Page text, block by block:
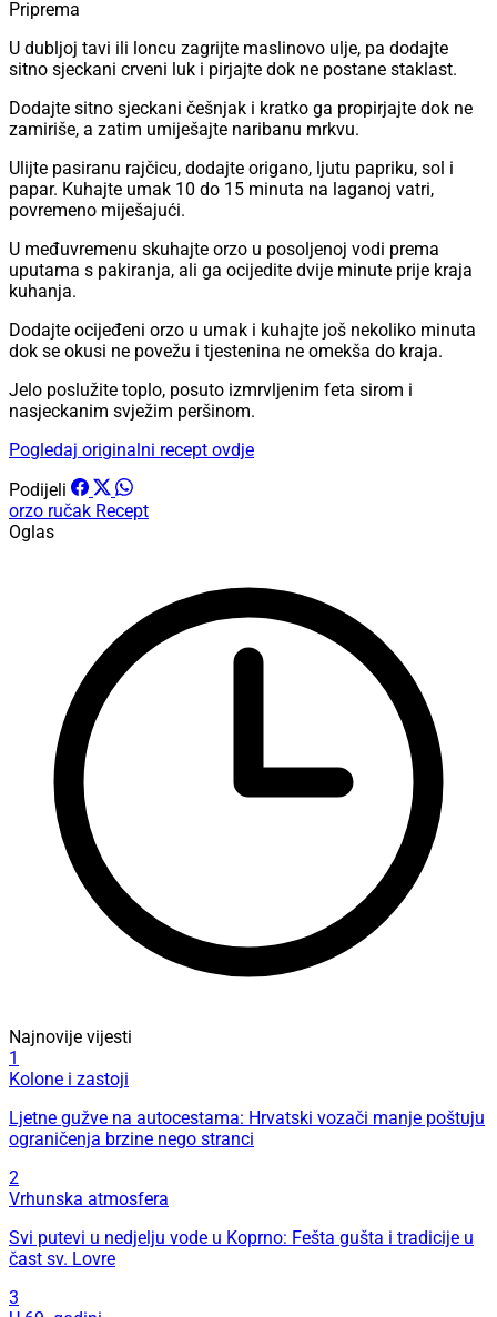
Priprema
U dubljoj tavi ili loncu zagrijte maslinovo ulje, pa dodajte
sitno sjeckani crveni luk i pirjajte dok ne postane staklast.
Dodajte sitno sjeckani češnjak i kratko ga propirjajte dok ne
zamiriše, a zatim umiješajte naribanu mrkvu.
Ulijte pasiranu rajčicu, dodajte origano, ljutu papriku, sol i
papar. Kuhajte umak 10 do 15 minuta na laganoj vatri,
povremeno miješajući.
U međuvremenu skuhajte orzo u posoljenoj vodi prema
uputama s pakiranja, ali ga ocijedite dvije minute prije kraja
kuhanja.
Dodajte ocijeđeni orzo u umak i kuhajte još nekoliko minuta
dok se okusi ne povežu i tjestenina ne omekša do kraja.
Jelo poslužite toplo, posuto izmrvljenim feta sirom i
nasjeckanim svježim peršinom.
Pogledaj originalni recept ovdje
Podijeli
orzo ručak Recept
Oglas
Najnovije vijesti
1
Kolone i zastoji
Ljetne gužve na autocestama: Hrvatski vozači manje poštuju
ograničenja brzine nego stranci
2
Vrhunska atmosfera
Svi putevi u nedjelju vode u Koprno: Fešta gušta i tradicije u
čast sv. Lovre
3